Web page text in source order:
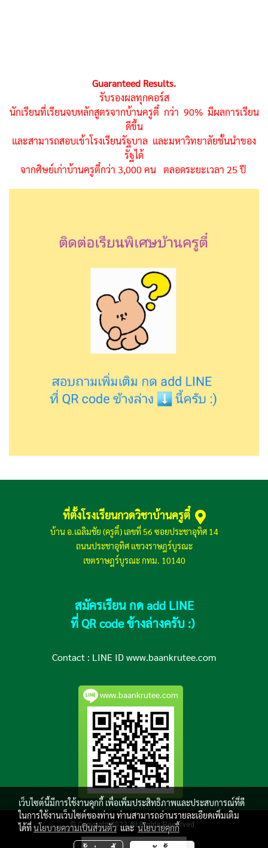
Guaranteed Results.
รับรองผลทุกคอร์ส
นักเรียนที่เรียนจบหลักสูตรจากบ้านครูตี๋ กว่า 90% มีผลการเรียน
ดีขึ้น
และสามารถสอบเข้าโรงเรียนรัฐบาล และมหาวิทยาลัยชั้นนำของ
รัฐได้
จากศิษย์เก่าบ้านครูตี๋กว่า 3,000 คน ตลอดระยะเวลา 25 ปี
ที่ตั้งโรงเรียนกวดวิชาบ้านครูตี๋
บ้าน อ.เฉลิมชัย (ครูตี๋) เลขที่ 56 ซอยประชาอุทิศ 14
ถนนประชาอุทิศ แขวงราษฎร์บูรณะ
เขตราษฎร์บูรณะ กทม. 10140
สมัครเรียน กด add LINE
ที่ QR code ข้างล่างครับ :)
Contact : LINE ID www.baankrutee.com
www.baankrutee.com
© Copyright 2023 All Rights Reserved.
ผู้เข้าชมวันนี้ 445
เว็บไซต์นี้มีการใช้งานคุกกี้ เพื่อเพิ่มประสิทธิภาพและประสบการณ์ที่ดี
ในการใช้งานเว็บไซต์ของท่าน ท่านสามารถอ่านรายละเอียดเพิ่มเติม
ได้ที่นโยบายความเป็นส่วนตัวและนโยบายคุกกี้